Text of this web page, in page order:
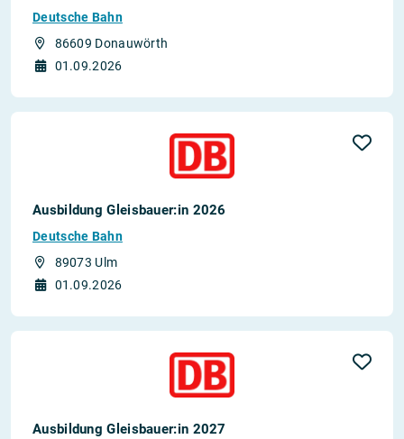
Deutsche Bahn
86609 Donauwörth
01.09.2026
Ausbildung Gleisbauer:in 2026
Deutsche Bahn
89073 Ulm
01.09.2026
Ausbildung Gleisbauer:in 2027